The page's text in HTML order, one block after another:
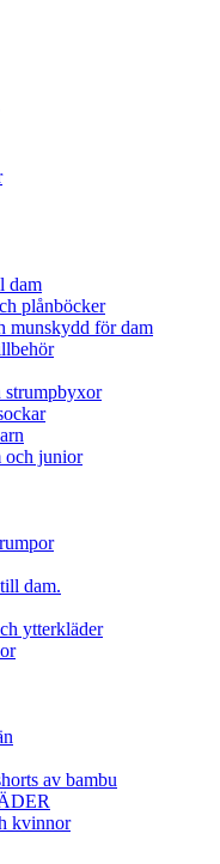
dam
plånböcker
munskydd för dam
strumpbyxor
och junior
dam.
ytterkläder
av bambu
kvinnor